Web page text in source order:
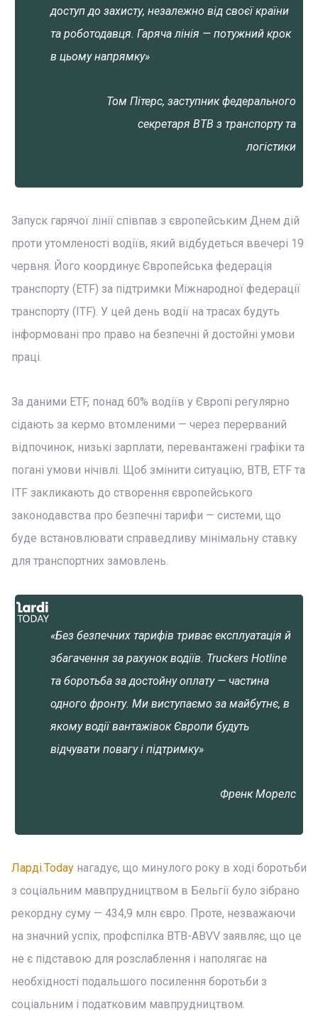
доступ до захисту, незалежно від своєї країни
та роботодавця. Гаряча лінія — потужний крок
в цьому напрямку»
Том Пітерс, заступник федерального
секретаря BTB з транспорту та
логістики
Запуск гарячої лінії співпав з європейським Днем дій
проти утомленості водіїв, який відбудеться ввечері 19
червня. Його координує Європейська федерація
транспорту (ETF) за підтримки Міжнародної федерації
транспорту (ITF). У цей день водії на трасах будуть
інформовані про право на безпечні й достойні умови
праці.
За даними ETF, понад 60% водіїв у Європі регулярно
сідають за кермо втомленими — через перерваний
відпочинок, низькі зарплати, перевантажені графіки та
погані умови нічівлі. Щоб змінити ситуацію, BTB, ETF та
ITF закликають до створення європейського
законодавства про безпечні тарифи — системи, що
буде встановлювати справедливу мінімальну ставку
для транспортних замовлень.
«Без безпечних тарифів триває експлуатація й
збагачення за рахунок водіїв. Truckers Hotline
та боротьба за достойну оплату — частина
одного фронту. Ми виступаємо за майбутнє, в
якому водії вантажівок Європи будуть
відчувати повагу і підтримку»
Френк Морелс
Ларді.Today нагадує, що минулого року в ході боротьби
з соціальним мавпрудництвом в Бельгії було зібрано
рекордну суму — 434,9 млн євро. Проте, незважаючи
на значний успіх, профспілка BTB-ABVV заявляє, що це
не є підставою для розслаблення і наполягає на
необхідності подальшого посилення боротьби з
соціальним і податковим мавпрудництвом.